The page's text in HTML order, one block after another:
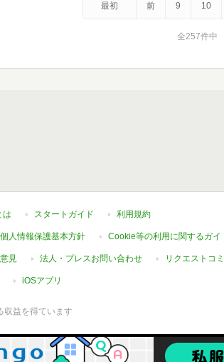
最初 前 9 10
全257件中
は スタートガイド 利用規約
個人情報保護基本方針 Cookie等の利用に関するガイ
見 法人・プレスお問い合わせ リクエストコ
iOSアプリ
収益を得ています